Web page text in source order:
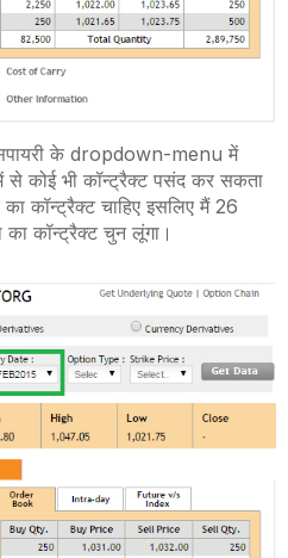
के dropdown-menu में
कोई भी कॉन्ट्रैक्ट पसंद कर सकता
कॉन्ट्रैक्ट चाहिए इसलिए मैं 26
का कॉन्ट्रैक्ट चुन लूंगा।